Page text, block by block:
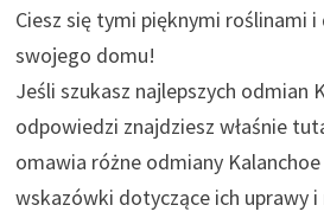
Ciesz się tymi pięknymi roślinami
swojego domu!
Jeśli szukasz najlepszych odmian
odpowiedzi znajdziesz właśnie
omawia różne odmiany
wskazówki dotyczące ich uprawy i